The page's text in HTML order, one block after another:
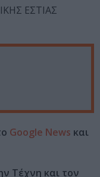
ΕΣΤΙΑΣ
Google News και
Τέχνη και τον